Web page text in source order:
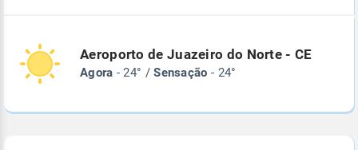
Aeroporto de Juazeiro do Norte - CE
Agora - 24° /Sensação - 24°